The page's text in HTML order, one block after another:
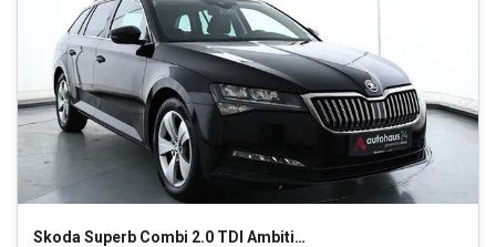
Skoda Superb Combi 2.0 TDI Ambition (EURO 6d)